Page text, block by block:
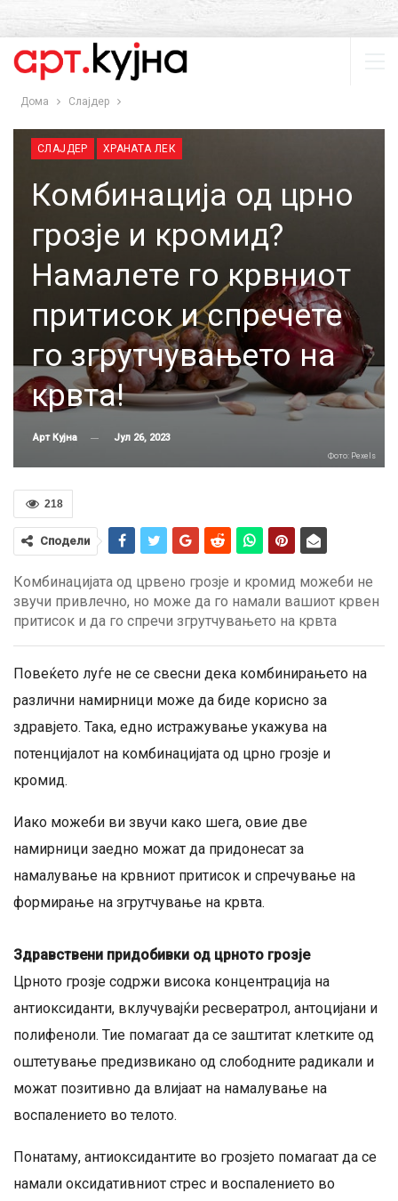
Дома Слајдер
СЛАЈДЕР ХРАНАТА ЛЕК
Комбинација од црно
грозје и кромид?
Намалете го крвниот
притисок и спречете
го згрутчувањето на
крвта!
Арт Кујна Јул 26, 2023
Фото: Pexels
218
Сподели
Комбинацијата од црвено грозје и кромид можеби не
звучи привлечно, но може да го намали вашиот крвен
притисок и да го спречи згрутчувањето на крвта
Повеќето луѓе не се свесни дека комбинирањето на
различни намирници може да биде корисно за
здравјето. Така, едно истражување укажува на
потенцијалот на комбинацијата од црно грозје и
кромид.
Иако можеби ви звучи како шега, овие две
намирници заедно можат да придонесат за
намалување на крвниот притисок и спречување на
формирање на згрутчување на крвта.
Здравствени придобивки од црното грозје
Црното грозје содржи висока концентрација на
антиоксиданти, вклучувајќи ресвератрол, антоцијани и
полифеноли. Тие помагаат да се заштитат клетките од
оштетување предизвикано од слободните радикали и
можат позитивно да влијаат на намалување на
воспалението во телото.
Понатаму, антиоксидантите во грозјето помагаат да се
намали оксидативниот стрес и воспалението во